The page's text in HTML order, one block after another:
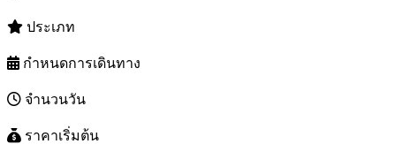
ประเภท
กำหนดการเดินทาง
จำนวนวัน
ราคาเริ่มต้น